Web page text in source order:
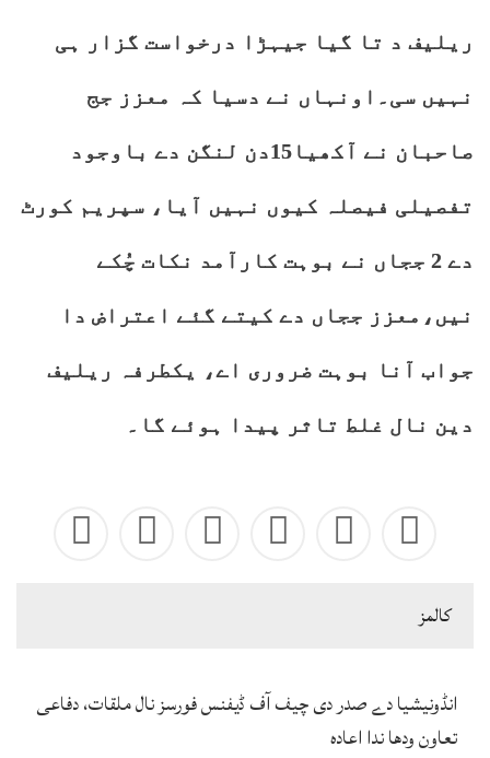
ریلیف د تا گیا جیہڑا درخواست گزار ہی
نہیں سی۔اونہاں نے دسیا کہ معزز جج
صاحبان نے آکھیا15دن لنگن دے باوجود
تفصیلی فیصلہ کیوں نہیں آیا، سپریم کورٹ
دے 2 ججاں نے بوہت کارآمد نکات چُکے
نیں،معزز ججاں دے کیتے گئے اعتراض دا
جواب آنا بوہت ضروری اے، یکطرفہ ریلیف
دین نال غلط تاثر پیدا ہوئے گا۔
كالمز
انڈونیشیا دے صدر دی چیف آف ڈیفنس فورسز نال ملقات، دفاعی
تعاون ودھا ندا اعادہ